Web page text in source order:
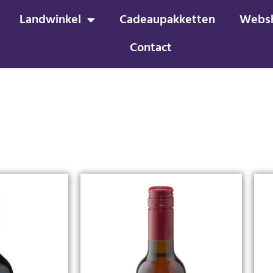
Landwinkel Cadeaupakketten
Contact